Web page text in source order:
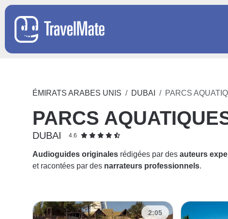
ÉMIRATS ARABES UNIS DUBAI PARCS
PARCS
DUBAI 4.6
Audioguides originales rédigées par desauteurs
et racontées par des narrateurs professionnels.
2:05